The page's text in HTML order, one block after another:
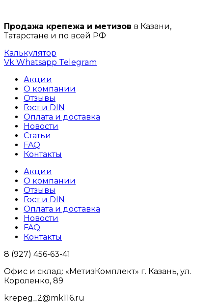
Продажа крепежа и метизов в Казани,
Татарстане и по всей РФ
Калькулятор
Vk Whatsapp Telegram
Акции
О компании
Отзывы
Гост и DIN
Оплата и доставка
Новости
Статьи
FAQ
Контакты
Акции
О компании
Отзывы
Гост и DIN
Оплата и доставка
Новости
FAQ
Контакты
8 (927) 456-63-41
Офис и склад: «МетизКомплект» г. Казань, ул.
Короленко, 89
krepeg_2@mk116.ru